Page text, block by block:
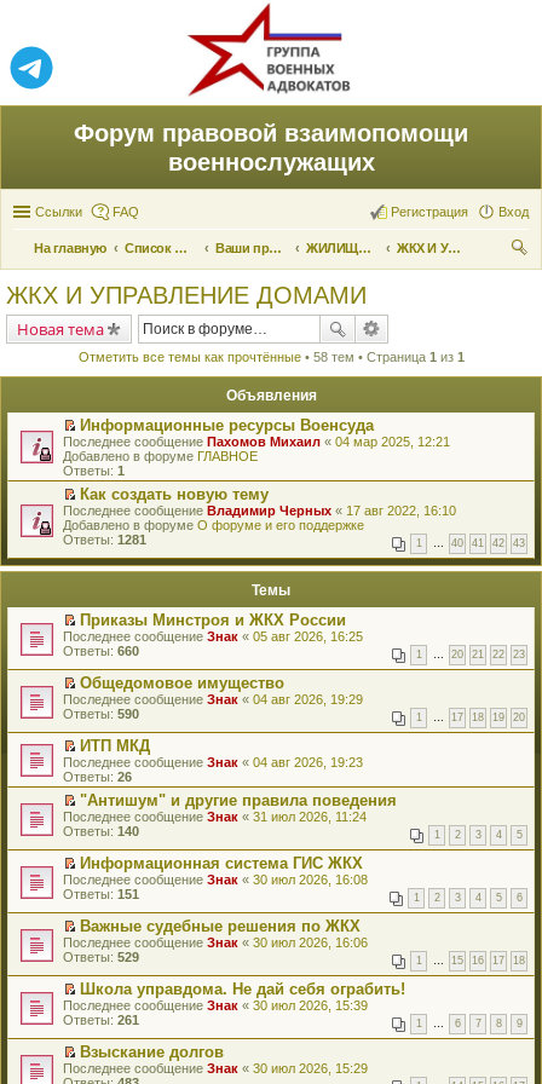
Форум правовой взаимопомощи
военнослужащих
Ссылки FAQ Вход
Регистрация
На главную Список форумов Ваши права и их реализация ЖИЛИЩНЫЕ ВОПРОСЫ
ЖКХ И УПРАВЛЕНИЕ ДОМАМИ
ЖКХ И УПРАВЛЕНИЕ ДОМАМИ
Новая тема
Отметить все темы как прочтённые• 58 тем • Страница 1 из 1
Объявления
П
е
р
е
й
т
и
к
е
о
м
у
н
е
п
р
о
и
т
а
н
н
о
м
с
о
о
б
щ
е
н
и
ю
Информационные ресурсы Военсуда
Последнее сообщение Пахомов Михаил « 04 мар 2025, 12:21
Добавлено в форуме ГЛАВНОЕ
Ответы: 1
П
е
р
й
к
п
е
р
в
о
м
у
е
п
р
о
ч
и
т
а
н
н
о
м
у
с
о
о
щ
е
н
и
ю
Как создать новую тему
Последнее сообщение Владимир Черных « 17 авг 2022, 16:10
Добавлено в форуме О форуме и его поддержке
Ответы: 1281 1 … 40 41 42 43
Темы
П
е
е
й
т
и
к
п
е
р
в
м
у
н
е
п
р
ч
и
т
а
н
н
о
м
у
с
о
Приказы Минстроя и ЖКХ России
Последнее сообщение Знак « 05 авг 2026, 16:25
Ответы: 660 1 … 20 21 22 23
П
е
е
й
т
и
к
п
е
р
в
о
м
у
н
е
п
р
ч
и
т
а
н
н
о
Общедомовое имущество
Последнее сообщение Знак « 04 авг 2026, 19:29
Ответы: 590 1 … 17 18 19 20
П
е
р
е
й
т
к
п
е
р
в
о
м
у
н
е
п
р
ч
и
т
ИТП МКД
Последнее сообщение Знак « 04 авг 2026, 19:23
Ответы: 26
П
е
е
й
т
и
к
п
е
р
в
о
м
у
е
п
р
"Антишум" и другие правила поведения
Последнее сообщение Знак « 31 июл 2026, 11:24
Ответы: 140 1 2 3 4 5
П
е
е
й
т
и
к
п
е
р
в
о
м
у
Информационная система ГИС ЖКХ
Последнее сообщение Знак « 30 июл 2026, 16:08
Ответы: 151 1 2 3 4 5 6
П
е
е
й
т
и
к
п
е
Важные судебные решения по ЖКХ
Последнее сообщение Знак « 30 июл 2026, 16:06
Ответы: 529 1 … 15 16 17 18
П
е
е
й
т
Школа управдома. Не дай себя ограбить!
Последнее сообщение Знак « 30 июл 2026, 15:39
Ответы: 261 1 … 6 7 8 9
П
е
Взыскание долгов
Последнее сообщение Знак « 30 июл 2026, 15:29